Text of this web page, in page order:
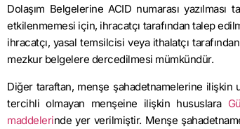
Dolaşım Belgelerine ACID numarası
etkilenmemesi için, ihracatçı tarafından talep
ihracatçı, yasal temsilcisi veya ithalatçı
mezkur belgelere dercedilmesi mümkündür.
Diğer taraftan, menşe şahadetnamelerine
tercihli olmayan menşeine ilişkin hususlara
maddelerinde yer verilmiştir. Menşe